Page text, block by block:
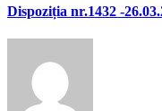
Dispoziția nr.1432 -